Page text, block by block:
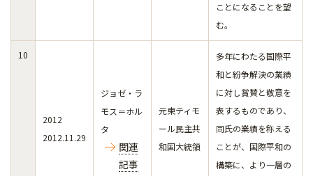
ことになることを望
む。
10
2012
2012.11.29
ジョゼ・ラ
モス＝ホル
タ
関連
記事
元東ティモ
ール民主共
和国大統領
多年にわたる国際平
和と紛争解決の業績
に対し賞賛と敬意を
表するものであり、
同氏の業績を称える
ことが、国際平和の
構築に、より一層の